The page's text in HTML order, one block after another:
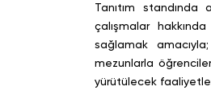
Tanıtım
çalışmalar
sağlamak
mezunlarla
yürütülecek